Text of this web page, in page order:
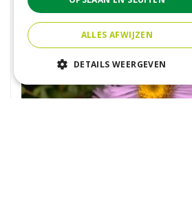
ALLES AFWIJZEN
DETAILS WEERGEVEN